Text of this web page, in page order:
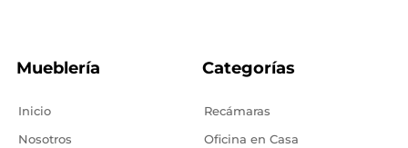
Mueblería
Inicio
Nosotros
Categorías
Recámaras
Oficina en Casa